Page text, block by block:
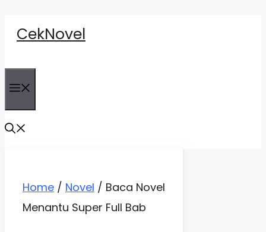
content
CekNovel
Home / Novel / Baca Novel
Menantu Super Full Bab